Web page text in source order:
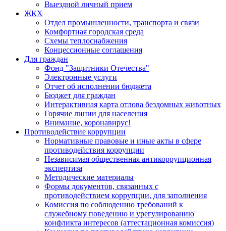
Выездной личный прием
ЖКХ
Отдел промышленности, транспорта и связи
Комфортная городская среда
Схемы теплоснабжения
Концессионные соглашения
Для граждан
Фонд "Защитники Отечества"
Электронные услуги
Отчет об исполнении бюджета
Бюджет для граждан
Интерактивная карта отлова бездомных животных
Горячие линии для населения
Внимание, коронавирус!
Противодействие коррупции
Нормативные правовые и иные акты в сфере
противодействия коррупции
Независимая общественная антикоррупционная
экспертиза
Методические материалы
Формы документов, связанных с
противодействием коррупции, для заполнения
Комиссия по соблюдению требований к
служебному поведению и урегулированию
конфликта интересов (аттестационная комиссия)